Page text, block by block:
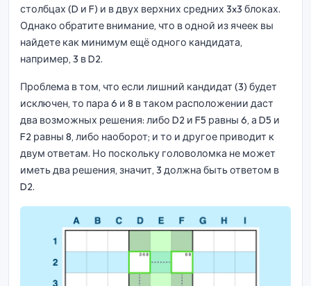
столбцах (D и F) и в двух верхних средних 3x3 блоках.
Однако обратите внимание, что в одной из ячеек вы
найдете как минимум ещё одного кандидата,
например, 3 в D2.
Проблема в том, что если лишний кандидат (3) будет
исключен, то пара 6 и 8 в таком расположении даст
два возможных решения: либо D2 и F5 равны 6, а D5 и
F2 равны 8, либо наоборот; и то и другое приводит к
двум ответам. Но поскольку головоломка не может
иметь два решения, значит, 3 должна быть ответом в
D2.